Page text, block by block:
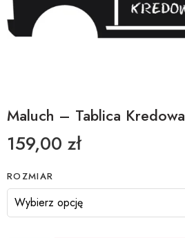
Maluch – Tablica Kredowa
159,00 zł
ROZMIAR